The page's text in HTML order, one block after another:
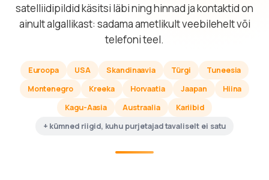
satelliidipildid käsitsi läbi ning hinnad ja kontaktid on
ainult algallikast: sadama ametlikult veebilehelt või
telefoni teel.
Euroopa USA Skandinaavia Türgi
Tuneesia
Montenegro
Kreeka Horvaatia Jaapan
Hiina
Kagu-Aasia
Austraalia
Kariibid
+ kümned riigid, kuhu purjetajad tavaliselt ei satu